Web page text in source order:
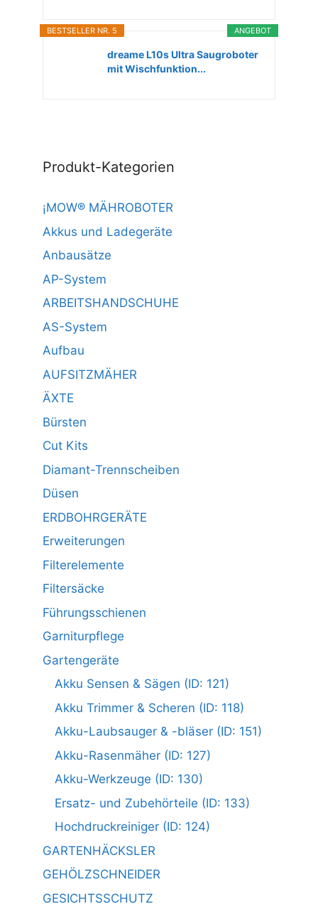
ANGEBOT
BESTSELLER NR. 5
dreame L10s Ultra Saugroboter
mit Wischfunktion...
Produkt-Kategorien
¡MOW® MÄHROBOTER
Akkus und Ladegeräte
Anbausätze
AP-System
ARBEITSHANDSCHUHE
AS-System
Aufbau
AUFSITZMÄHER
ÄXTE
Bürsten
Cut Kits
Diamant-Trennscheiben
Düsen
ERDBOHRGERÄTE
Erweiterungen
Filterelemente
Filtersäcke
Führungsschienen
Garniturpflege
Gartengeräte
Akku Sensen & Sägen (ID: 121)
Akku Trimmer & Scheren (ID: 118)
Akku-Laubsauger & -bläser (ID: 151)
Akku-Rasenmäher (ID: 127)
Akku-Werkzeuge (ID: 130)
Ersatz- und Zubehörteile (ID: 133)
Hochdruckreiniger (ID: 124)
GARTENHÄCKSLER
GEHÖLZSCHNEIDER
GESICHTSSCHUTZ